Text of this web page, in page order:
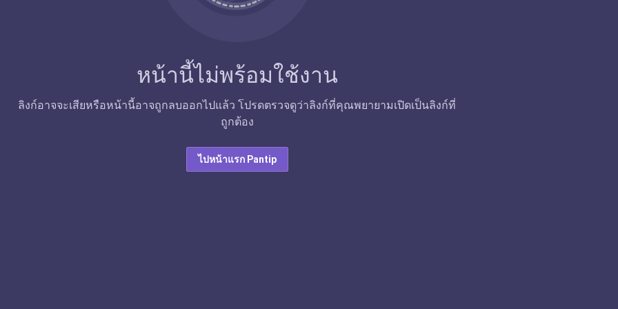
หน้านี้ไม่พร้อมใช้งาน
ลิงก์อาจจะเสียหรือหน้านี้อาจถูกลบออกไปแล้ว โปรดตรวจดูว่าลิงก์ที่คุณพยายามเปิดเป็นลิงก์ที่
ถูกต้อง
ไปหน้าแรก Pantip